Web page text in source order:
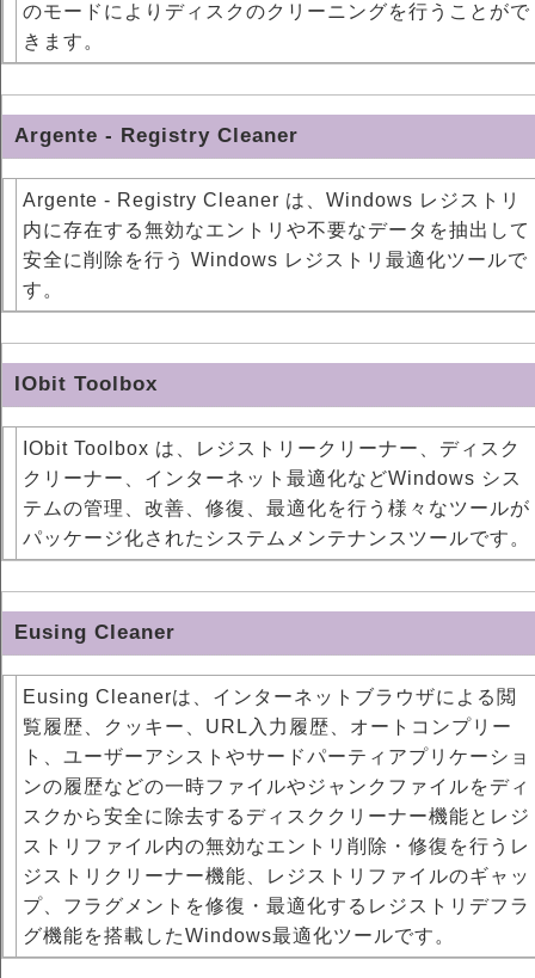
のモードによりディスクのクリーニングを行うことがで
きます。
Argente - Registry Cleaner
Argente - Registry Cleaner は、Windows レジストリ
内に存在する無効なエントリや不要なデータを抽出して
安全に削除を行う Windows レジストリ最適化ツールで
す。
IObit Toolbox
IObit Toolbox は、レジストリークリーナー、ディスク
クリーナー、インターネット最適化などWindows シス
テムの管理、改善、修復、最適化を行う様々なツールが
パッケージ化されたシステムメンテナンスツールです。
Eusing Cleaner
Eusing Cleanerは、インターネットブラウザによる閲
覧履歴、クッキー、URL入力履歴、オートコンプリー
ト、ユーザーアシストやサードパーティアプリケーショ
ンの履歴などの一時ファイルやジャンクファイルをディ
スクから安全に除去するディスククリーナー機能とレジ
ストリファイル内の無効なエントリ削除・修復を行うレ
ジストリクリーナー機能、レジストリファイルのギャッ
プ、フラグメントを修復・最適化するレジストリデフラ
グ機能を搭載したWindows最適化ツールです。